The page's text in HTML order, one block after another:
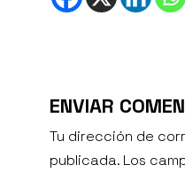
ENVIAR
Tu dirección de
publicada. Los